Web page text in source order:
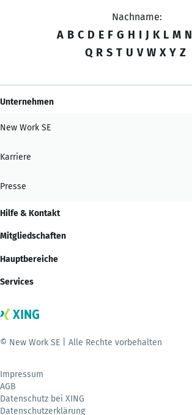
Nachname:
A B C D E F G H I J K L M N
Q R S T U V W X Y Z
Unternehmen
New Work SE
Karriere
Presse
Hilfe & Kontakt
Mitgliedschaften
Hauptbereiche
Services
© New Work SE | Alle Rechte vorbehalten
Impressum
AGB
Datenschutz bei XING
Datenschutzerklärung